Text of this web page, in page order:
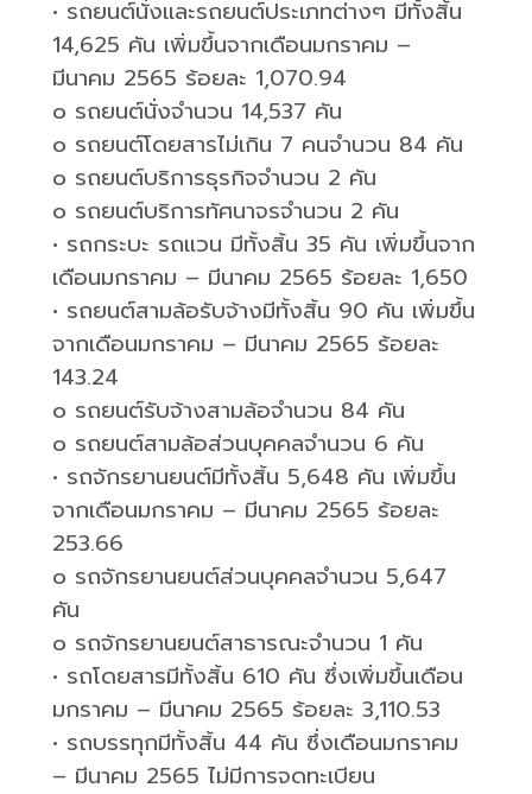
• รถยนต์นั่งและรถยนต์ประเภทต่างๆ มีทั้งสิ้น
14,625 คัน เพิ่มขึ้นจากเดือนมกราคม –
มีนาคม 2565 ร้อยละ 1,070.94
o รถยนต์นั่งจำนวน 14,537 คัน
o รถยนต์โดยสารไม่เกิน 7 คนจำนวน 84 คัน
o รถยนต์บริการธุรกิจจำนวน 2 คัน
o รถยนต์บริการทัศนาจรจำนวน 2 คัน
• รถกระบะ รถแวน มีทั้งสิ้น 35 คัน เพิ่มขึ้นจาก
เดือนมกราคม – มีนาคม 2565 ร้อยละ 1,650
• รถยนต์สามล้อรับจ้างมีทั้งสิ้น 90 คัน เพิ่มขึ้น
จากเดือนมกราคม – มีนาคม 2565 ร้อยละ
143.24
o รถยนต์รับจ้างสามล้อจำนวน 84 คัน
o รถยนต์สามล้อส่วนบุคคลจำนวน 6 คัน
• รถจักรยานยนต์มีทั้งสิ้น 5,648 คัน เพิ่มขึ้น
จากเดือนมกราคม – มีนาคม 2565 ร้อยละ
253.66
o รถจักรยานยนต์ส่วนบุคคลจำนวน 5,647
คัน
o รถจักรยานยนต์สาธารณะจำนวน 1 คัน
• รถโดยสารมีทั้งสิ้น 610 คัน ซึ่งเพิ่มขึ้นเดือน
มกราคม – มีนาคม 2565 ร้อยละ 3,110.53
• รถบรรทุกมีทั้งสิ้น 44 คัน ซึ่งเดือนมกราคม
– มีนาคม 2565 ไม่มีการจดทะเบียน